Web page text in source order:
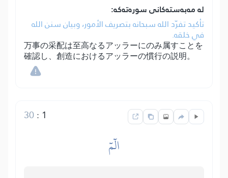
لە مەبەستەکانی سورەتەکە:
تأكيد تفرّد الله سبحانه بتصريف الأمور، وبيان سنن الله
في خلقه.
万事の采配は至高なるアッラーにのみ属すことを
確認し、創造におけるアッラーの慣行の説明。
1
:
30
الٓمٓ